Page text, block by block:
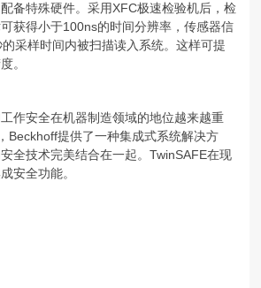
备特殊硬件。采用XFC极速检验机后，检
获得小于100ns的时间分辨率，传感器信
采样时间内被扫描读入系统。这样可提
。
作安全在机器制造领域的地位越来越重
Beckhoff提供了一种集成式系统解决方
全技术完美结合在一起。TwinSAFE在现
安全功能。